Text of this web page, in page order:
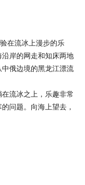
在流冰上漫步的乐
岸的网走和知床两地
俄边境的黑龙江漂流
流冰之上，乐趣非常
问题。向海上望去，